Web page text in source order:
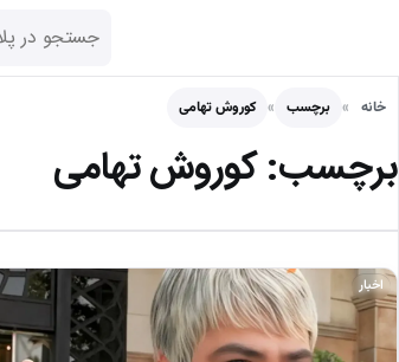
خانه برچسب کوروش تهامی
برچسب:کوروش تهامی
اخبار